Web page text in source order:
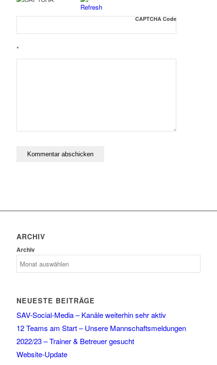
CAPTCHA Code
*
ARCHIV
Archiv
NEUESTE BEITRÄGE
SAV-Social-Media – Kanäle weiterhin sehr aktiv
12 Teams am Start – Unsere Mannschaftsmeldungen
2022/23 – Trainer & Betreuer gesucht
Website-Update